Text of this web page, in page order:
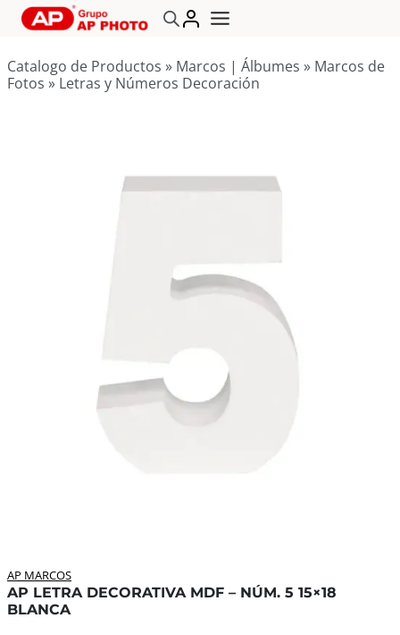
Saltar
Catalogo de Productos » Marcos | Álbumes » Marcos de
Fotos » Letras y Números Decoración
AP MARCOS
AP LETRA DECORATIVA MDF – NÚM. 5 15×18
BLANCA